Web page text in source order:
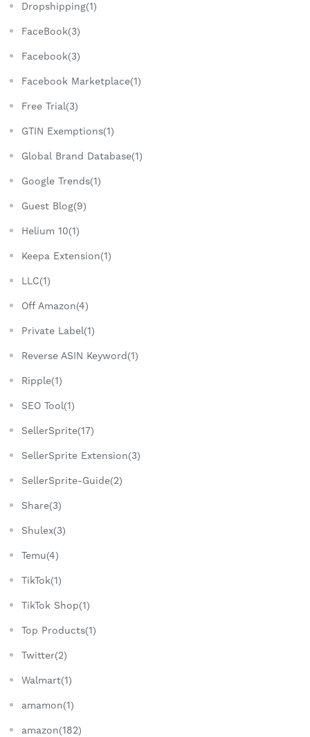
Dropshipping(1)
FaceBook(3)
Facebook(3)
Facebook Marketplace(1)
Free Trial(3)
GTIN Exemptions(1)
Global Brand Database(1)
Google Trends(1)
Guest Blog(9)
Helium 10(1)
Keepa Extension(1)
LLC(1)
Off Amazon(4)
Private Label(1)
Reverse ASIN Keyword(1)
Ripple(1)
SEO Tool(1)
SellerSprite(17)
SellerSprite Extension(3)
SellerSprite-Guide(2)
Share(3)
Shulex(3)
Temu(4)
TikTok(1)
TikTok Shop(1)
Top Products(1)
Twitter(2)
Walmart(1)
amamon(1)
amazon(182)